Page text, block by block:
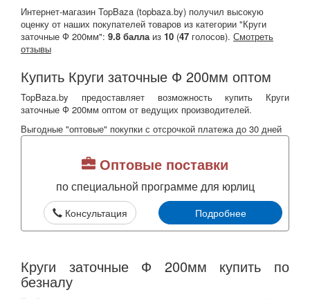
Интернет-магазин TopBaza (topbaza.by) получил высокую
оценку от наших покупателей товаров из категории "Круги
заточные Ф 200мм": 9.8 баллаиз 10 (47 голосов). Смотреть
отзывы
Купить Круги заточные Ф 200мм оптом
TopBaza.by предоставляет возможность купить Круги
заточные Ф 200мм оптом от ведущих производителей.
Выгодные "оптовые" покупки с отсрочкой платежа до 30 дней
Оптовые поставки
по специальной программе для юрлиц
Консультация Подробнее
Круги заточные Ф 200мм купить по
безналу